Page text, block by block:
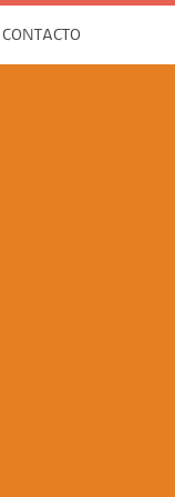
CONTACTO